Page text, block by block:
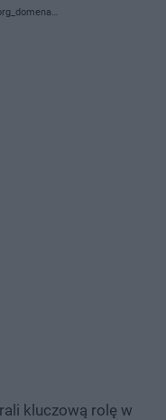
kluczową rolę w